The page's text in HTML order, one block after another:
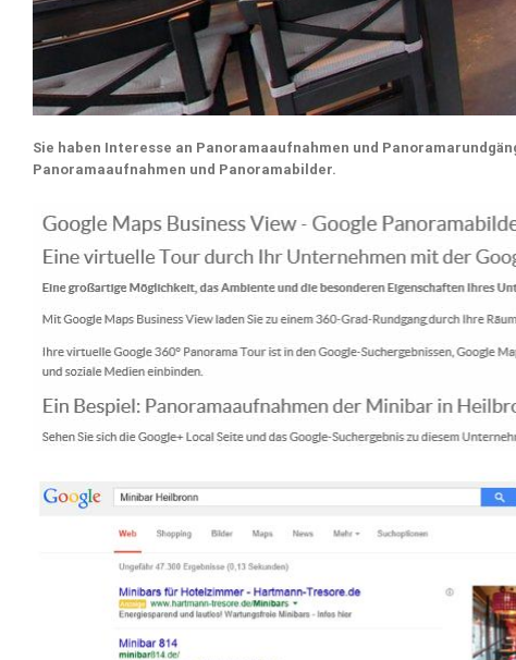
Sie haben Interesse an Panoramaaufnahmen und
Panoramaaufnahmen und Panoramabilder.